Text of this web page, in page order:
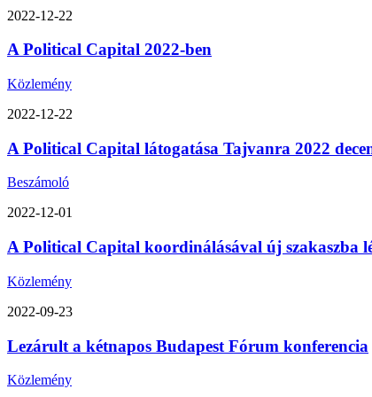
2022-12-22
A Political Capital 2022-ben
Közlemény
2022-12-22
A Political Capital látogatása Tajvanra 2022
Beszámoló
2022-12-01
A Political Capital koordinálásával új szakaszba
Közlemény
2022-09-23
Lezárult a kétnapos Budapest Fórum konferencia
Közlemény